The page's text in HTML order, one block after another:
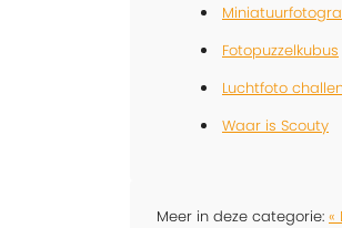
Fotopuzzelkubus
Luchtfoto
Waar is Scouty
Meer in deze categorie: «